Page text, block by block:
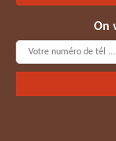
On